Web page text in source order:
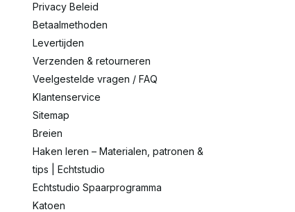
Privacy Beleid
Betaalmethoden
Levertijden
Verzenden & retourneren
Veelgestelde vragen / FAQ
Klantenservice
Sitemap
Breien
Haken leren – Materialen, patronen &
tips | Echtstudio
Echtstudio Spaarprogramma
Katoen